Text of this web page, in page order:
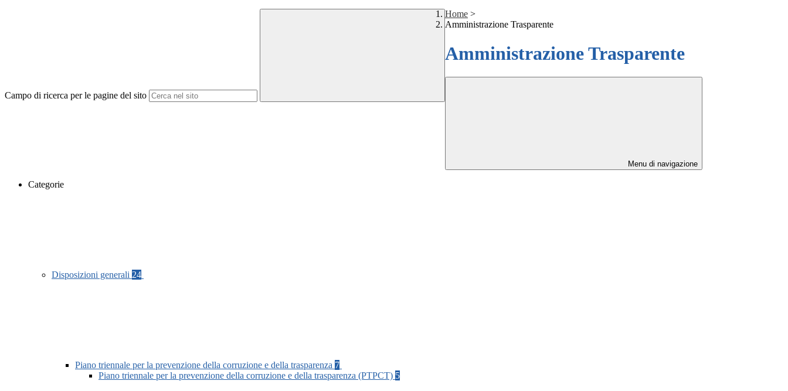
Campo di ricerca per le pagine del sito
Home >
Amministrazione Trasparente
Amministrazione Trasparente
Menu di navigazione
Categorie
Disposizioni generali 24
Piano triennale per la prevenzione della corruzione e della trasparenza 7
Piano triennale per la prevenzione della corruzione e della trasparenza (PTPCT) 5